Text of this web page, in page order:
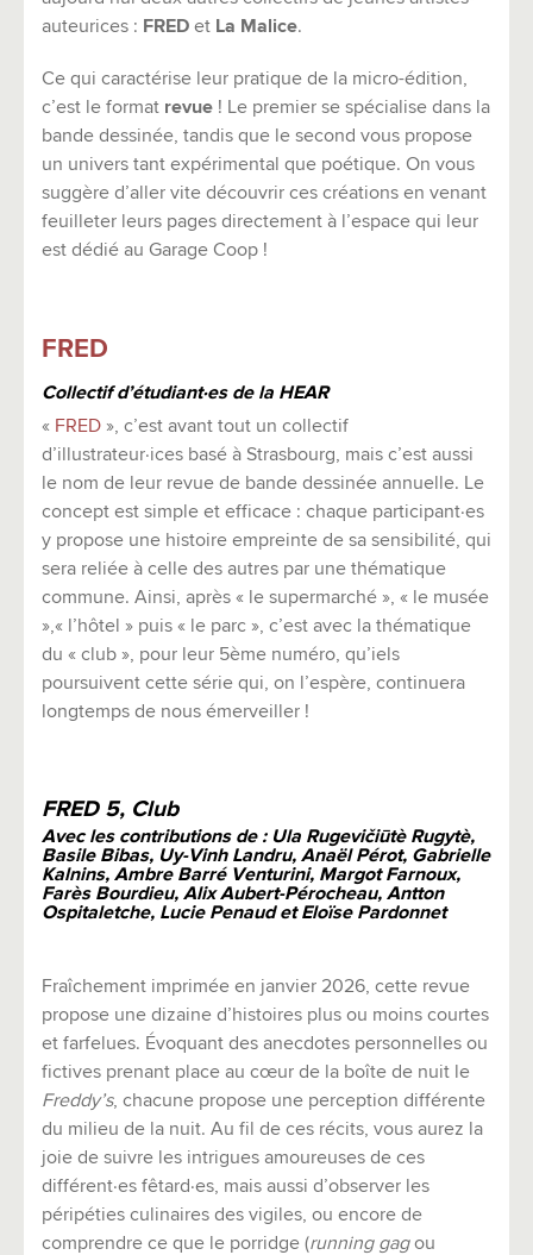
auteurices : FRED et La Malice.
Ce qui caractérise leur pratique de la micro-édition,
c’est le format revue ! Le premier se spécialise dans la
bande dessinée, tandis que le second vous propose
un univers tant expérimental que poétique. On vous
suggère d’aller vite découvrir ces créations en venant
feuilleter leurs pages directement à l’espace qui leur
est dédié au Garage Coop !
FRED
Collectif d’étudiant·es de la HEAR
« FRED », c’est avant tout un collectif
d’illustrateur·ices basé à Strasbourg, mais c’est aussi
le nom de leur revue de bande dessinée annuelle. Le
concept est simple et efficace : chaque participant·es
y propose une histoire empreinte de sa sensibilité, qui
sera reliée à celle des autres par une thématique
commune. Ainsi, après « le supermarché », « le musée
»,« l’hôtel » puis « le parc », c’est avec la thématique
du « club », pour leur 5ème numéro, qu’iels
poursuivent cette série qui, on l’espère, continuera
longtemps de nous émerveiller !
FRED 5, Club
Avec les contributions de : Ula Rugevičiūtè Rugytè,
Basile Bibas, Uy-Vinh Landru, Anaël Pérot, Gabrielle
Kalnins, Ambre Barré Venturini, Margot Farnoux,
Farès Bourdieu, Alix Aubert-Pérocheau, Antton
Ospitaletche, Lucie Penaud et Eloïse Pardonnet
Fraîchement imprimée en janvier 2026, cette revue
propose une dizaine d’histoires plus ou moins courtes
et farfelues. Évoquant des anecdotes personnelles ou
fictives prenant place au cœur de la boîte de nuit le
Freddy’s, chacune propose une perception différente
du milieu de la nuit. Au fil de ces récits, vous aurez la
joie de suivre les intrigues amoureuses de ces
différent·es fêtard·es, mais aussi d’observer les
péripéties culinaires des vigiles, ou encore de
comprendre ce que le porridge (running gagou